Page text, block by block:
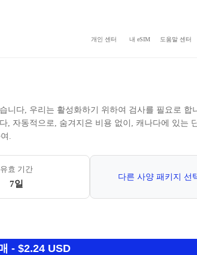
개인 센터 내 eSIM 도움말 센터
니다, 우리는 활성화하기 위하여 검사를 필요로 합
, 자동적으로, 숨겨지은 비용 없이, 캐나다에 있는
.
유효 기간
7일
다른 사양 패키지 선
- $2.24 USD